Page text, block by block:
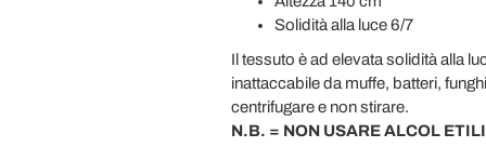
Solidità alla luce 6/7
Il tessuto è ad elevata solidità alla
inattaccabile da muffe, batteri,
centrifugare e non stirare.
N.B. = NON USARE ALCOL